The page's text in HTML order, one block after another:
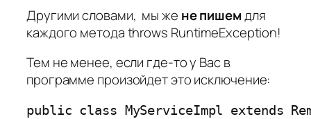
Другими словами, мы же не пишемдля
каждого методаthrows RuntimeException!
Тем не менее, если где-то у Вас в
программе произойдет это исключение:
public class MyServiceImpl extends